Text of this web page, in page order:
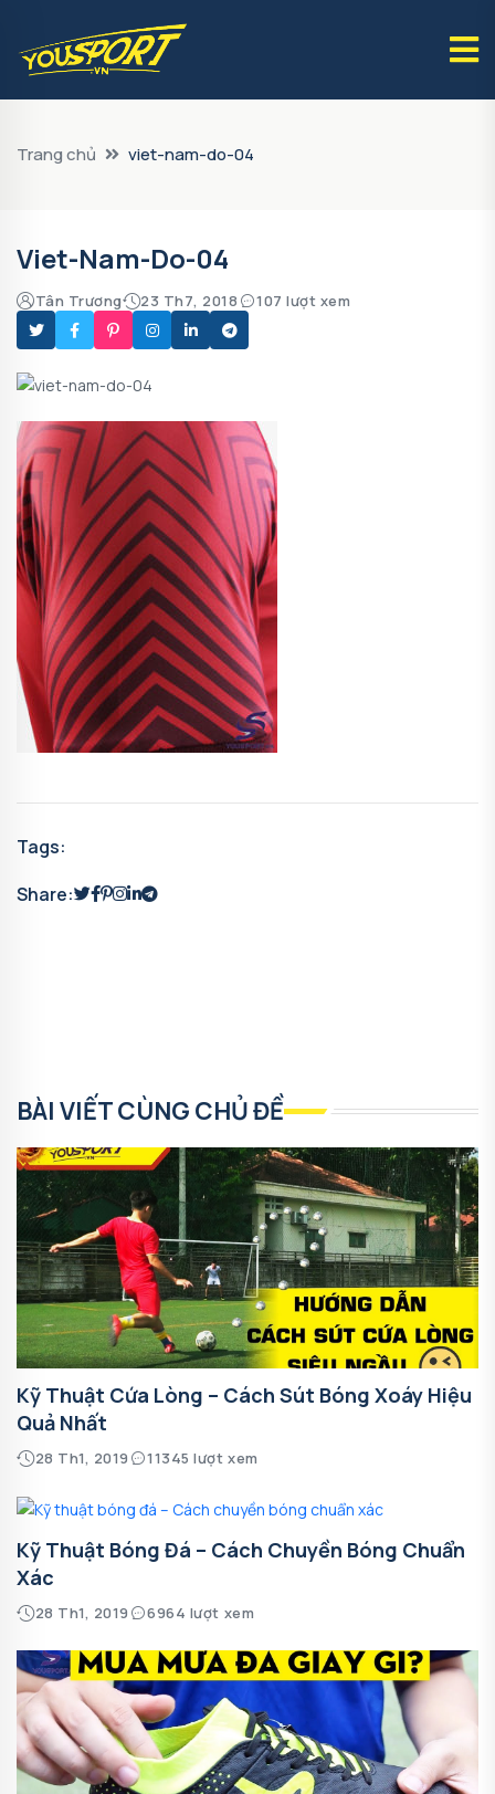
Trang chủ viet-nam-do-04
Viet-Nam-Do-04
Tân Trương 23 Th7, 2018 107 lượt xem
Tags:
Share:
BÀI VIẾT CÙNG CHỦ ĐỀ
Kỹ Thuật Cứa Lòng – Cách Sút Bóng Xoáy Hiệu
Quả Nhất
28 Th1, 2019 11345 lượt xem
Kỹ Thuật Bóng Đá – Cách Chuyền Bóng Chuẩn
Xác
28 Th1, 2019 6964 lượt xem